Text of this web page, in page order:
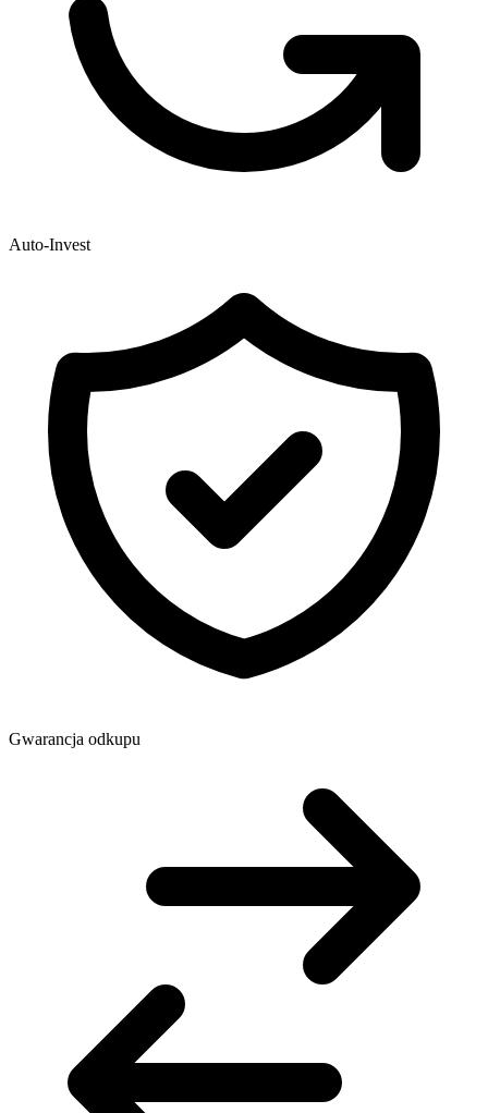
Auto-Invest
Gwarancja odkupu